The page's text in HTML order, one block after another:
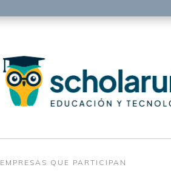
EMPRESAS QUE PARTICIPAN